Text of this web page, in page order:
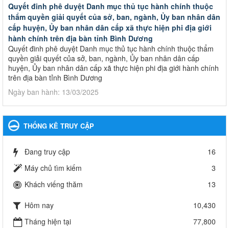
Quyết đinh phê duyệt Danh mục thủ tục hành chính thuộc
thẩm quyền giải quyết của sở, ban, ngành, Ủy ban nhân dân
cấp huyện, Ủy ban nhân dân cấp xã thực hiện phi địa giới
hành chính trên địa bàn tỉnh Bình Dương
Quyết đinh phê duyệt Danh mục thủ tục hành chính thuộc thẩm
quyền giải quyết của sở, ban, ngành, Ủy ban nhân dân cấp
huyện, Ủy ban nhân dân cấp xã thực hiện phi địa giới hành chính
trên địa bàn tỉnh Bình Dương
Ngày ban hành: 13/03/2025
Giáo dục và Đào tạo thành phố Bến Cát
Kế hoạch Phổ biến, giáo dục pháp luật năm 2025 của ngành
Ngày ban hành: 28/02/2025
vực giáo dục đào tạo thuộc hệ giáo dục quốc dân và cơ sở
và Đào tạo, Ủy ban nhân dân cấp huyện
Quyết định công bố thủ tục hành chính bị bãi bỏ trong lĩnh vực
THỐNG KÊ TRUY CẬP
Đang truy cập
16
Máy chủ tìm kiếm
3
Khách viếng thăm
13
Hôm nay
10,430
Tháng hiện tại
77,800